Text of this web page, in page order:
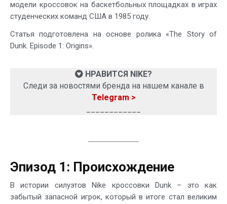
модели кроссовок на баскетбольных площадках в играх
студенческих команд США в 1985 году.
Статья подготовлена на основе ролика «The Story of
Dunk. Episode 1: Origins».
НРАВИТСЯ NIKE?
Следи за новостями бренда на нашем канале в
Telegram >
Эпизод 1: Происхождение
В истории силуэтов Nike кроссовки Dunk – это как
забытый запасной игрок, который в итоге стал великим